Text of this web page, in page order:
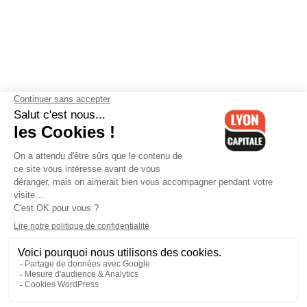
Contactez-nous
confidentialité
Lyon Capitale
Lyon Capitale - 51 avenue Maréchal Foch - CS 40091 - 69456 Lyon
Cedex 06